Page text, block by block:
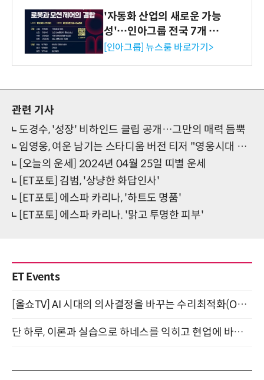
'자동화 산업의 새로운 가능
성'…인아그룹 전국 7개 도
시 세미나 페어 개최
[인아그룹] 뉴스룸 바로가기>
관련 기사
도경수, '성장' 비하인드 클립 공개…그만의 매력 듬뿍
임영웅, 여운 남기는 스타디움 버전 티저 "영웅시대 모두 모시고…"
[오늘의 운세] 2024년 04월 25일 띠별 운세
[ET포토] 김범, '상냥한 화답인사'
[ET포토] 에스파 카리나, '하트도 명품'
[ET포토] 에스파 카리나. '맑고 투명한 피부'
ET Events
[올쇼TV] AI 시대의 의사결정을 바꾸는 수리최적화(Optimization) 소개 (8/20 생방송)
단 하루, 이론과 실습으로 하네스를 익히고 현업에 바로 쓰는 핸즈온 워크숍 (8/20)